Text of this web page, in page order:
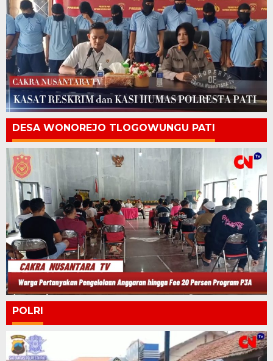
DESA WONOREJO TLOGOWUNGU PATI
POLRI